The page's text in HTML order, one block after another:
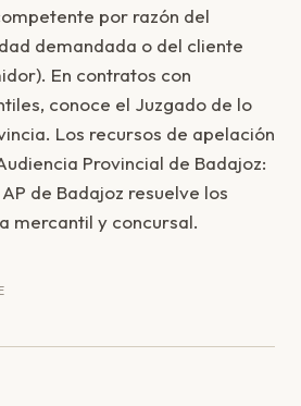
por razón del
demandada o del cliente
En contratos con
conoce el Juzgado de lo
Los recursos de apelación
Provincial de Badajoz:
de Badajoz resuelve los
mercantil y concursal.